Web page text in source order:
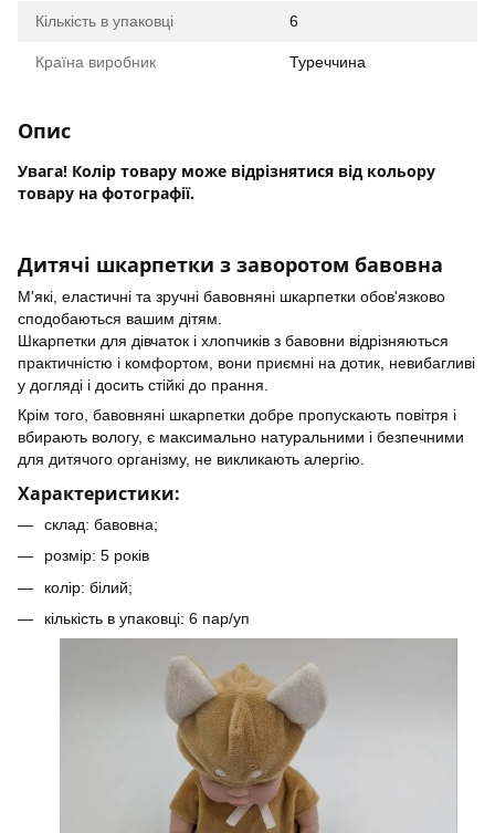
Кількість в упаковці 6
Країна виробник Туреччина
Опис
Увага! Колір товару може відрізнятися від кольору
товару на фотографії.
Дитячі шкарпетки з заворотом бавовна
М'які, еластичні та зручні бавовняні шкарпетки обов'язково
сподобаються вашим дітям.
Шкарпетки для дівчаток і хлопчиків з бавовни відрізняються
практичністю і комфортом, вони приємні на дотик, невибагливі
у догляді і досить стійкі до прання.
Крім того, бавовняні шкарпетки добре пропускають повітря і
вбирають вологу, є максимально натуральними і безпечними
для дитячого організму, не викликають алергію.
Характеристики:
склад: бавовна;
розмір: 5 років
колір: білий;
кількість в упаковці: 6 пар/уп